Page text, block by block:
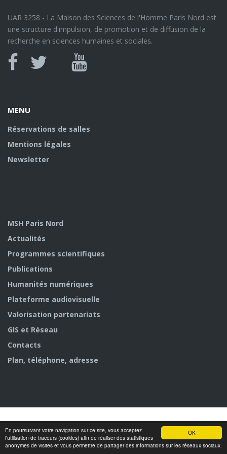
OK
En poursuivant votre navigation sur ce site, vous acceptez
l'utilisation de traceurs (cookies) afin de réaliser des statistiques
anonymes de visites et vous permettre de partager des informations sur les réseaux sociaux.
UAR 3258 - La Maison des Sciences de l'Homme Paris Nord est
une structure d'impulsion, de promotion et de diffusion de la
recherche en sciences humaines et sociales.
Canal
MENU
Réservations de salles
Mentions légales
Newsletter
MSH Paris Nord
Actualités
Programmes scientifiques
Publications
Humanités numériques
Plateforme audiovisuelle
Valorisation partenariats
GIS et Réseau
Contacts
Plan, téléphone, adresse
© MSH Paris Nord